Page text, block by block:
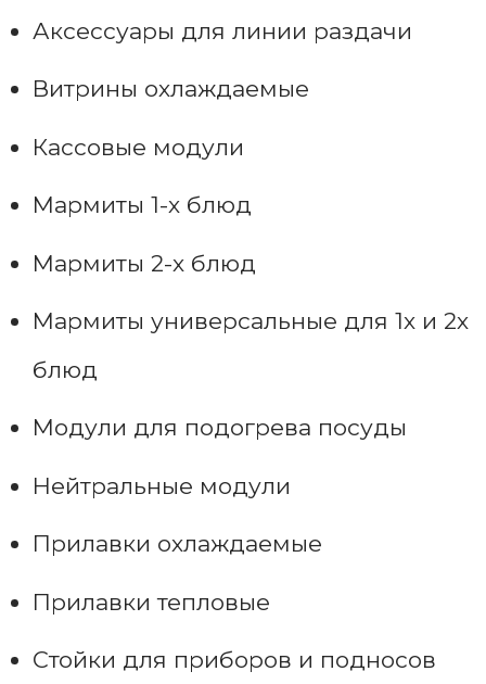
Аксессуары для линии раздачи
Витрины охлаждаемые
Кассовые модули
Мармиты 1-х блюд
Мармиты 2-х блюд
Мармиты универсальные для 1х и 2х
блюд
Модули для подогрева посуды
Нейтральные модули
Прилавки охлаждаемые
Прилавки тепловые
Стойки для приборов и подносов